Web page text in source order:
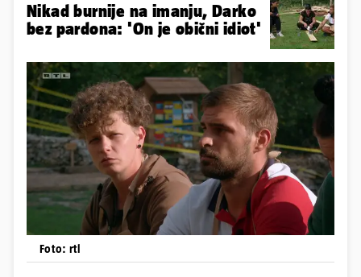
Nikad burnije na imanju, Darko
bez pardona: 'On je obični idiot'
Foto: rtl